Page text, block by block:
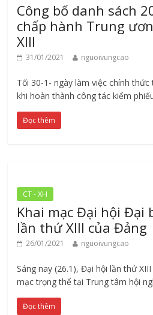
Công bố danh sách
chấp hành Trung
XIII
31/01/2021 nguoivungcao
Tối 30-1- ngày làm việc chính
khi hoàn thành công tác kiểm
Đọc thêm
CT - XH
Khai mạc Đại hội Đại
lần thứ XIII của Đảng
26/01/2021 nguoivungcao
Sáng nay (26.1), Đại hội lần thứ
mạc trọng thể tại Trung tâm hội
Đọc thêm